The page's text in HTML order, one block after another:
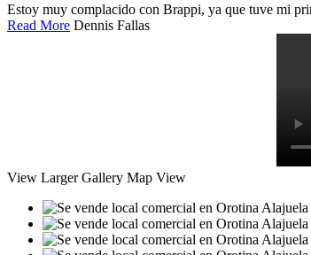
Estoy muy complacido con Brappi, ya que tuve mi
Read More Dennis Fallas
View Larger Gallery Map View